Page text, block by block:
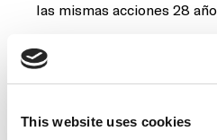
This website uses cookies
las mismas acciones 28
El video fue presentado